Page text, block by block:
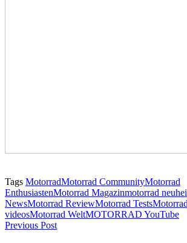
Tags MotorradMotorrad CommunityMotorrad
EnthusiastenMotorrad Magazinmotorrad
NewsMotorrad ReviewMotorrad Tests
videosMotorrad WeltMOTORRAD YouTube
Previous Post